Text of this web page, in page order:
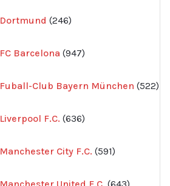
Dortmund 246
produkter
FC Barcelona 947
produkter
Fuball-Club Bayern München 522
Liverpool F.C. 636
produkter
Manchester City F.C. 591
produkter